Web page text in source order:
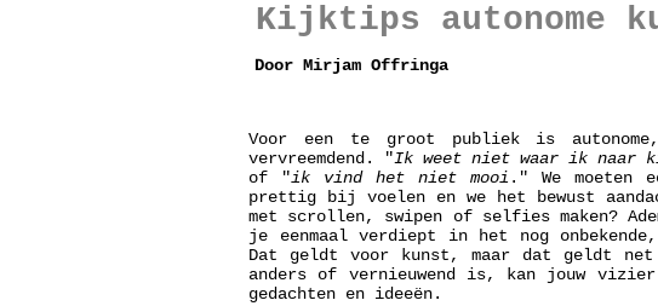
Kijktips autonome
Door Mirjam Offringa
Voor een te groot publiek is
vervreemdend. "Ik weet niet waar ik naar
of "ik vind het niet mooi ." We moeten
prettig bij voelen en we het bewust
met scrollen, swipen of selfies maken?
je eenmaal verdiept in het nog
Dat geldt voor kunst, maar dat geldt
anders of vernieuwend is, kan jouw
gedachten en ideeën.